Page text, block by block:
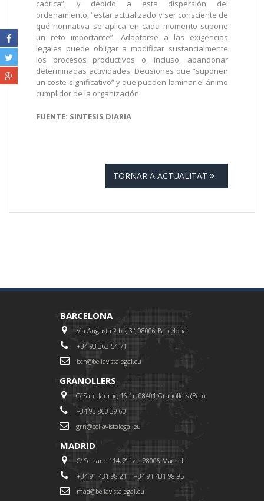
caótica”, y debido a esta dispersión del
ordenamiento, “estar actualizado y ser consciente de
qué normativa se aplica en cada momento supone
un reto importante”. Adaptarse a las exigencias
legales puede obligar a modificar sustancialmente
los procesos productivos o, incluso, abandonar
determinadas actividades. Decisiones que “suponen
un coste significativo” y que pueden laminar el ánimo
cumplidor de la organización.
FUENTE: SINTESIS DIARIA
TORNAR A ACTUALITAT
BARCELONA
Via Augusta 2 bis, 3º, 08006 Barcelona
+34 93 363 54 71
bcn@bellavistalegal.eu
GRANOLLERS
C/ Sant Jaume, 16 1r, 08401 Granollers (Bcn)
+34 93 860 39 60
grn@bellavistalegal.eu
MADRID
C/ Serrano 114, 2º izq. 28006 Madrid.
+34 91 431 98 21 | +34 91 431 98 95
mad@bellavistalegal.eu